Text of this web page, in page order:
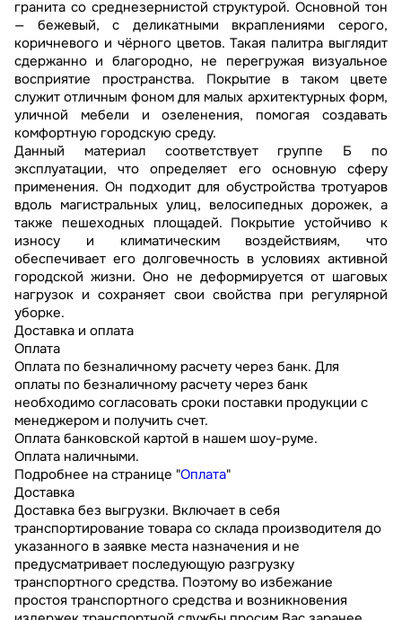
гранита со среднезернистой структурой. Основной тон
— бежевый, с деликатными вкраплениями серого,
коричневого и чёрного цветов. Такая палитра выглядит
сдержанно и благородно, не перегружая визуальное
восприятие пространства. Покрытие в таком цвете
служит отличным фоном для малых архитектурных форм,
уличной мебели и озеленения, помогая создавать
комфортную городскую среду.
Данный материал соответствует группе Б по
эксплуатации, что определяет его основную сферу
применения. Он подходит для обустройства тротуаров
вдоль магистральных улиц, велосипедных дорожек, а
также пешеходных площадей. Покрытие устойчиво к
износу и климатическим воздействиям, что
обеспечивает его долговечность в условиях активной
городской жизни. Оно не деформируется от шаговых
нагрузок и сохраняет свои свойства при регулярной
уборке.
Доставка и оплата
Оплата
Оплата по безналичному расчету через банк. Для
оплаты по безналичному расчету через банк
необходимо согласовать сроки поставки продукции с
менеджером и получить счет.
Оплата банковской картой в нашем шоу-руме.
Оплата наличными.
Подробнее на странице "Оплата"
Доставка
Доставка без выгрузки. Включает в себя
транспортирование товара со склада производителя до
указанного в заявке места назначения и не
предусматривает последующую разгрузку
транспортного средства. Поэтому во избежание
простоя транспортного средства и возникновения